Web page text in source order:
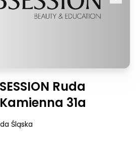
Ruda
31a
Śląska